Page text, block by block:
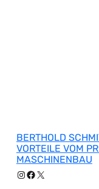
BERTHOLD
VORTEILE VOM
MASCHINENBAU
Instagram
Facebook
X